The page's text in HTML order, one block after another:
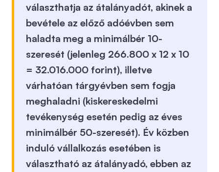
választhatja az átalányadót, akinek a
bevétele az előző adóévben sem
haladta meg a minimálbér 10-
szeresét (jelenleg 266.800 x 12 x 10
= 32.016.000 forint), illetve
várhatóan tárgyévben sem fogja
meghaladni (kiskereskedelmi
tevékenység esetén pedig az éves
minimálbér 50-szeresét). Év közben
induló vállalkozás esetében is
választható az átalányadó, ebben az